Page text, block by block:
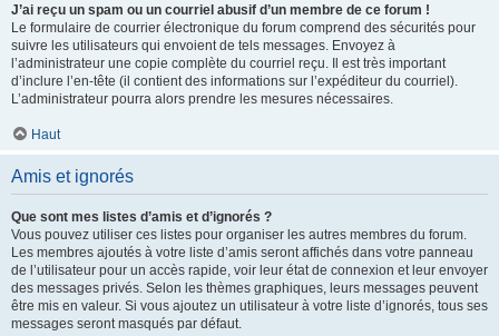
J’ai reçu un spam ou un courriel abusif d’un membre de ce forum !
Le formulaire de courrier électronique du forum comprend des sécurités pour
suivre les utilisateurs qui envoient de tels messages. Envoyez à
l’administrateur une copie complète du courriel reçu. Il est très important
d’inclure l’en-tête (il contient des informations sur l’expéditeur du courriel).
L’administrateur pourra alors prendre les mesures nécessaires.
Haut
Amis et ignorés
Que sont mes listes d’amis et d’ignorés ?
Vous pouvez utiliser ces listes pour organiser les autres membres du forum.
Les membres ajoutés à votre liste d’amis seront affichés dans votre panneau
de l’utilisateur pour un accès rapide, voir leur état de connexion et leur envoyer
des messages privés. Selon les thèmes graphiques, leurs messages peuvent
être mis en valeur. Si vous ajoutez un utilisateur à votre liste d’ignorés, tous ses
messages seront masqués par défaut.